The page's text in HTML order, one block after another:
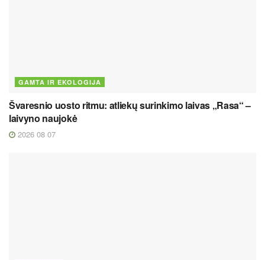
GAMTA IR EKOLOGIJA
Švaresnio uosto ritmu: atliekų surinkimo laivas „Rasa“ –
laivyno naujokė
2026 08 07